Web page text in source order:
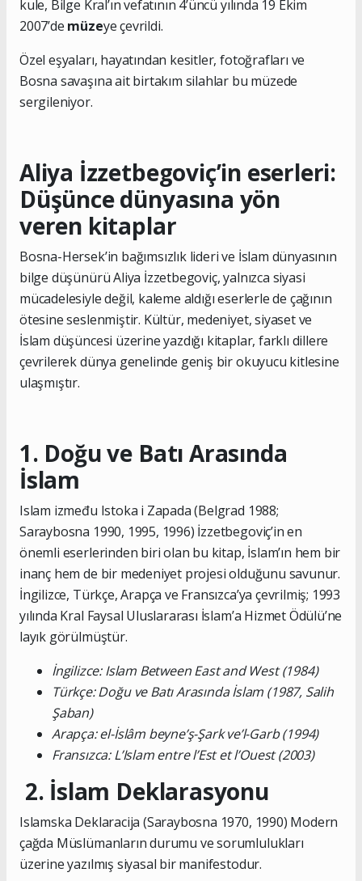
kule, Bilge Kral’ın vefatının 4’üncü yılında 19 Ekim
2007’de müzeye çevrildi.
Özel eşyaları, hayatından kesitler, fotoğrafları ve
Bosna savaşına ait birtakım silahlar bu müzede
sergileniyor.
Aliya İzzetbegoviç’in eserleri:
Düşünce dünyasına yön
veren kitaplar
Bosna-Hersek’in bağımsızlık lideri ve İslam dünyasının
bilge düşünürü Aliya İzzetbegoviç, yalnızca siyasi
mücadelesiyle değil, kaleme aldığı eserlerle de çağının
ötesine seslenmiştir. Kültür, medeniyet, siyaset ve
İslam düşüncesi üzerine yazdığı kitaplar, farklı dillere
çevrilerek dünya genelinde geniş bir okuyucu kitlesine
ulaşmıştır.
1. Doğu ve Batı Arasında
İslam
Islam između Istoka i Zapada (Belgrad 1988;
Saraybosna 1990, 1995, 1996) İzzetbegoviç’in en
önemli eserlerinden biri olan bu kitap, İslam’ın hem bir
inanç hem de bir medeniyet projesi olduğunu savunur.
İngilizce, Türkçe, Arapça ve Fransızca’ya çevrilmiş; 1993
yılında Kral Faysal Uluslararası İslam’a Hizmet Ödülü’ne
layık görülmüştür.
İngilizce: Islam Between East and West (1984)
Türkçe: Doğu ve Batı Arasında İslam (1987, Salih
Şaban)
Arapça: el-İslâm beyne’ş-Şark ve’l-Garb (1994)
Fransızca: L’Islam entre l’Est et l’Ouest (2003)
2. İslam Deklarasyonu
Islamska Deklaracija (Saraybosna 1970, 1990) Modern
çağda Müslümanların durumu ve sorumlulukları
üzerine yazılmış siyasal bir manifestodur.